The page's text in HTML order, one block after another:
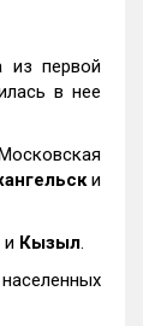
из первой
в нее
и
и Кызыл.